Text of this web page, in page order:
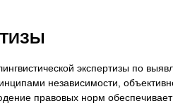
экспертизы по
независимости,
правовых норм